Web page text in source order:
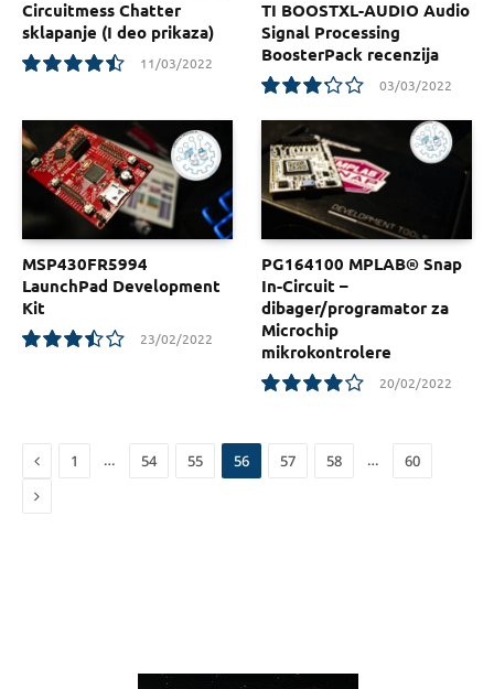
Circuitmess Chatter
sklapanje (I deo prikaza)
11/03/2022
TI BOOSTXL-AUDIO Audio
Signal Processing
BoosterPack recenzija
6.5
03/03/2022
MSP430FR5994
LaunchPad Development
Kit
23/02/2022
PG164100 MPLAB® Snap
In-Circuit –
dibager/programator za
Microchip
mikrokontrolere
20/02/2022
Previous
1 … 54 55 56 57 58 … 60
Next